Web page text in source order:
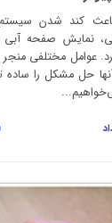
باعث کند شدن
نمایش صفحه
عوامل مختلفی منجر
حل مشکل را ساده